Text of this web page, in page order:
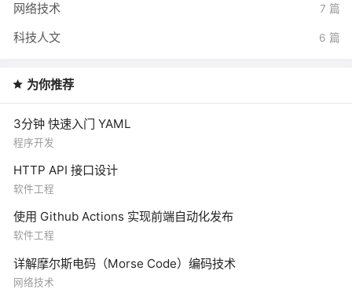
网络技术 7 篇
科技人文 6 篇
为你推荐
3分钟 快速入门 YAML
程序开发
HTTP API 接口设计
软件工程
使用 Github Actions 实现前端自动化发布
软件工程
详解摩尔斯电码（Morse Code）编码技术
网络技术